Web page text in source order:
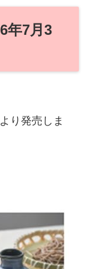
年7月3
り発売しま